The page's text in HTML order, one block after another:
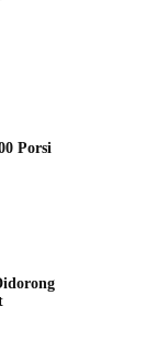
Porsi